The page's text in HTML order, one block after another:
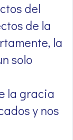
del
de la
la
solo
la gracia
y nos